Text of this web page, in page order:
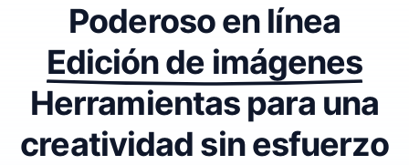
Poderoso en línea
Edición de imágenes
Herramientas para una
creatividad sin esfuerzo